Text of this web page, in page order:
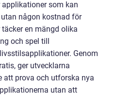
som kan
utan någon kostnad för
en mängd olika
och spel till
Genom
ger utvecklarna
att prova och utforska nya
utan att